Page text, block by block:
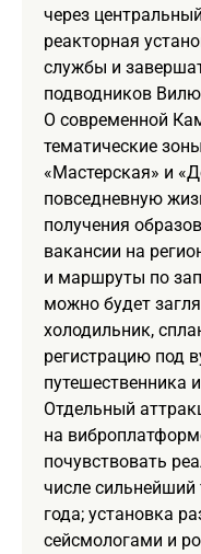
через
реакторная
службы и
подводников
О современной
тематические
«Мастерская» и
повседневную
получения
вакансии на
и маршруты по
можно будет
холодильник,
регистрацию под
путешественника
Отдельный
на
почувствовать
числе сильнейший
года; установка
сейсмологами и